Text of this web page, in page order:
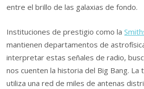
entre el brillo de las galaxias de fondo.
Instituciones de prestigio como la
mantienen departamentos de
interpretar estas señales de radio,
nos cuenten la historia del Big Bang. La
utiliza una red de miles de antenas